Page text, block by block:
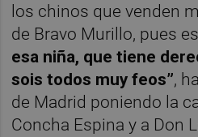
los chinos que venden
de Bravo Murillo, pues
esa niña, que tiene
sois todos muy feos”,
de Madrid poniendo la
Concha Espina y a Don